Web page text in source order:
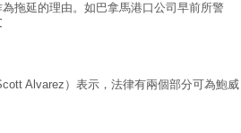
為拖延的理由。如巴拿馬港口公司早前所警
Alvarez）表示，法律有兩個部分可為鮑威